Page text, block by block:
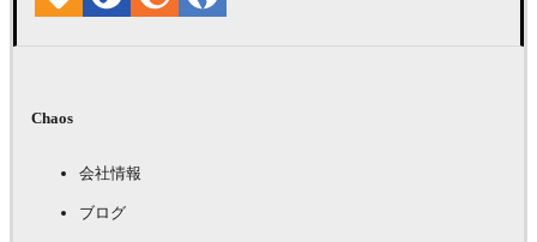
Chaos
会社情報
ブログ